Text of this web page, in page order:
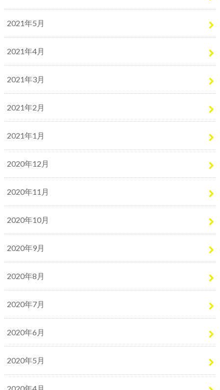
2021年5月
2021年4月
2021年3月
2021年2月
2021年1月
2020年12月
2020年11月
2020年10月
2020年9月
2020年8月
2020年7月
2020年6月
2020年5月